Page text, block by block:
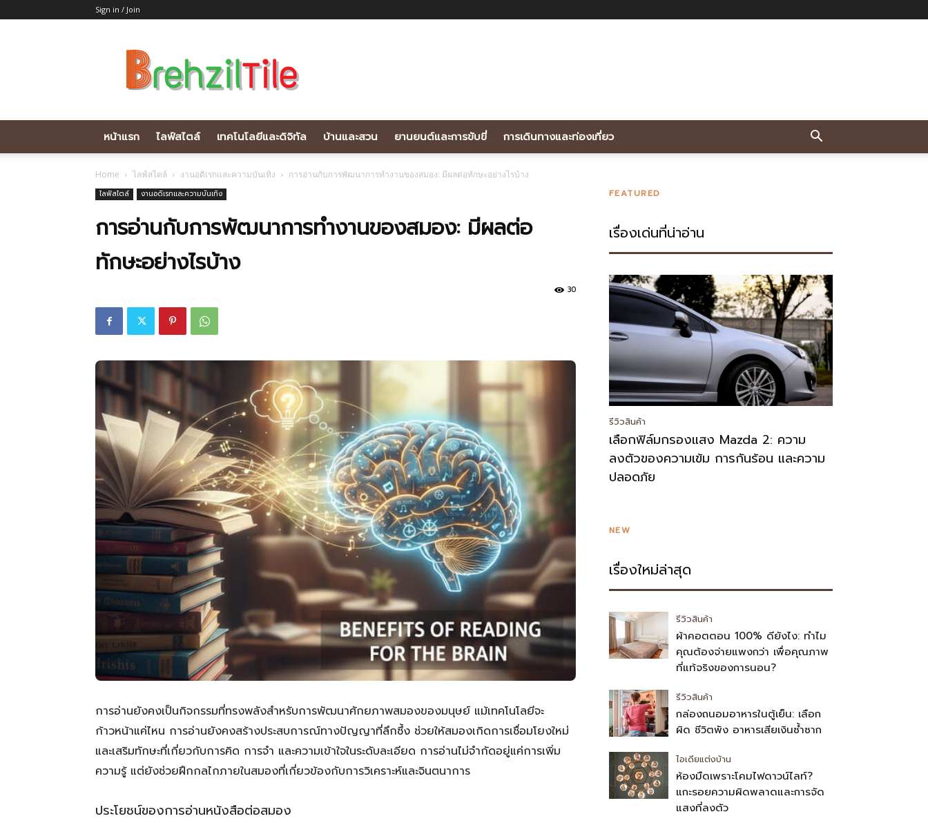
Sign in / Join
หน้าแรก ไลฟ์สไตล์ เทคโนโลยีและดิจิทัล บ้านและสวน ยานยนต์และการขับขี่ การเดินทางและท่องเที่ยว
Home ไลฟ์สไตล์ งานอดิเรกและความบันเทิง การอ่านกับการพัฒนาการทำงานของสมอง: มีผลต่อทักษะอย่างไรบ้าง
ไลฟ์สไตล์ งานอดิเรกและความบันเทิง
การอ่านกับการพัฒนาการทำงานของสมอง: มีผลต่อ
ทักษะอย่างไรบ้าง
30
การอ่านยังคงเป็นกิจกรรมที่ทรงพลังสำหรับการพัฒนาศักยภาพสมองของมนุษย์ แม้เทคโนโลยีจะ
ก้าวหน้าแค่ไหน การอ่านยังคงสร้างประสบการณ์ทางปัญญาที่ลึกซึ้ง ช่วยให้สมองเกิดการเชื่อมโยงใหม่
และเสริมทักษะที่เกี่ยวกับการคิด การจำ และความเข้าใจในระดับละเอียด การอ่านไม่จำกัดอยู่แค่การเพิ่ม
ความรู้ แต่ยังช่วยฝึกกลไกภายในสมองที่เกี่ยวข้องกับการวิเคราะห์และจินตนาการ
ประโยชน์ของการอ่านหนังสือต่อสมอง
FEATURED
เรื่องเด่นที่น่าอ่าน
รีวิวสินค้า
เลือกฟิล์มกรองแสง Mazda 2: ความ
ลงตัวของความเข้ม การกันร้อน และความ
ปลอดภัย
NEW
เรื่องใหม่ล่าสุด
รีวิวสินค้า
ผ้าคอตตอน 100% ดียังไง: ทำไม
คุณต้องจ่ายแพงกว่า เพื่อคุณภาพ
ที่แท้จริงของการนอน?
รีวิวสินค้า
กล่องถนอมอาหารในตู้เย็น: เลือก
ผิด ชีวิตพัง อาหารเสียเงินซ้ำซาก
ไอเดียแต่งบ้าน
ห้องมืดเพราะโคมไฟดาวน์ไลท์?
แกะรอยความผิดพลาดและการจัด
แสงที่ลงตัว